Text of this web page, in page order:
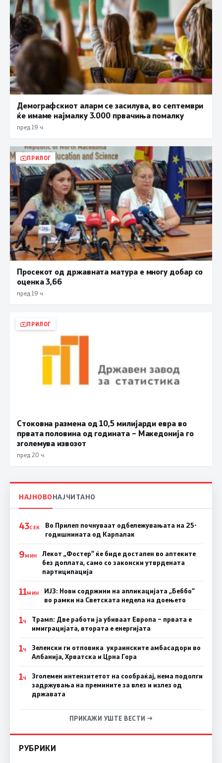
Демографскиот аларм се засилува, во септември
ќе имаме најмалку 3.000 првачиња помалку
пред 19 ч.
ПРИЛОГ
Просекот од државната матура е многу добар со
оценка 3,66
пред 19 ч.
ПРИЛОГ
Стоковна размена од 10,5 милијарди евра во
првата половина од годината – Македонија го
зголемува извозот
пред 20 ч.
НАЈНОВОНАЈЧИТАНО
43СЕК
Во Прилеп почнуваат одбележувањата на 25-
годишнината од Карпалак
9МИН
Лекот „Фостер“ ќе биде достапен во аптеките
без доплата, само со законски утврдената
партиципација
11МИН
ИЈЗ: Нови содржини на апликацијата „Беббо“
во рамки на Светската недела на доењето
1Ч
Трамп: Две работи ја убиваат Европа – првата е
имиграцијата, втората е енергијата
1Ч
Зеленски ги отповика украинските амбасадори во
Албанија, Хрватска и Црна Гора
1Ч
Зголемен интензитетот на сообраќај, нема подолги
задржувања на премините за влез и излез од
државата
ПРИКАЖИ УШТЕ ВЕСТИ →
РУБРИКИ